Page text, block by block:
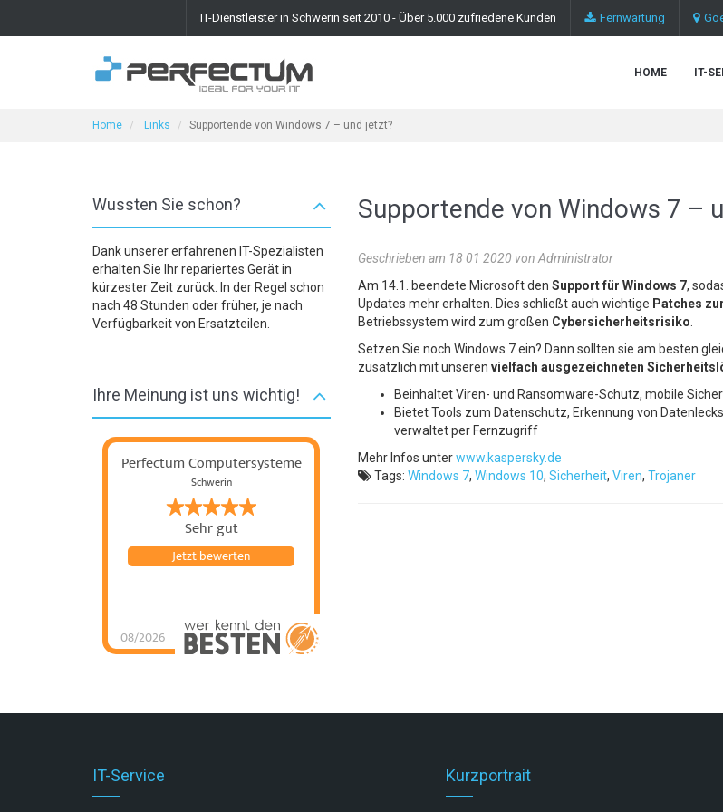
IT-Dienstleister in Schwerin seit 2010 - Über 5.000 zufriedene Kunden Fernwartung
HOME IT-
Home Links Supportende von Windows 7 – und jetzt?
Wussten Sie schon?
Dank unserer erfahrenen IT-Spezialisten
erhalten Sie Ihr repariertes Gerät in
kürzester Zeit zurück. In der Regel schon
nach 48 Stunden oder früher, je nach
Verfügbarkeit von Ersatzteilen.
Ihre Meinung ist uns wichtig!
Perfectum Computersysteme
Schwerin
Sehr gut
08/2026
Jetzt bewerten
Supportende von Windows 7 –
Geschrieben am 18 01 2020 von Administrator
Am 14.1. beendete Microsoft den Support für Windows 7,
Updates mehr erhalten. Dies schließt auch wichtige Patches
Betriebssystem wird zum großen Cybersicherheitsrisiko
Setzen Sie noch Windows 7 ein? Dann sollten sie am besten
zusätzlich mit unseren vielfach ausgezeichneten
Beinhaltet Viren- und Ransomware-Schutz, mobile
Bietet Tools zum Datenschutz, Erkennung von
verwaltet per Fernzugriff
Mehr Infos unterwww.kaspersky.de
Tags: Windows 7, Windows 10, Sicherheit, Viren, Trojaner
IT-Service Kurzportrait